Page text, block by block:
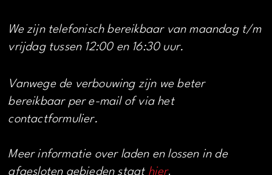
We zijn telefonisch bereikbaar van maandag t/m
vrijdag tussen 12:00 en 16:30 uur.
Vanwege de verbouwing zijn we beter
bereikbaar per e-mail of via het
contactformulier.
Meer informatie over laden en lossen in de
afgesloten gebieden staat hier.